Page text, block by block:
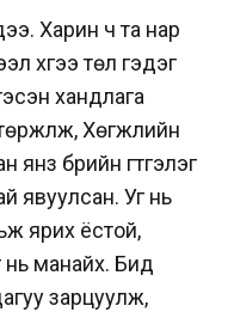
Харин ч та нар
хүүгээ төл гэдэг
хандлага
Хөгжлийн
бүрийн гүтгэлэг
явуулсан. Уг нь
ярих ёстой,
нь манайх. Бид
зарцуулж,